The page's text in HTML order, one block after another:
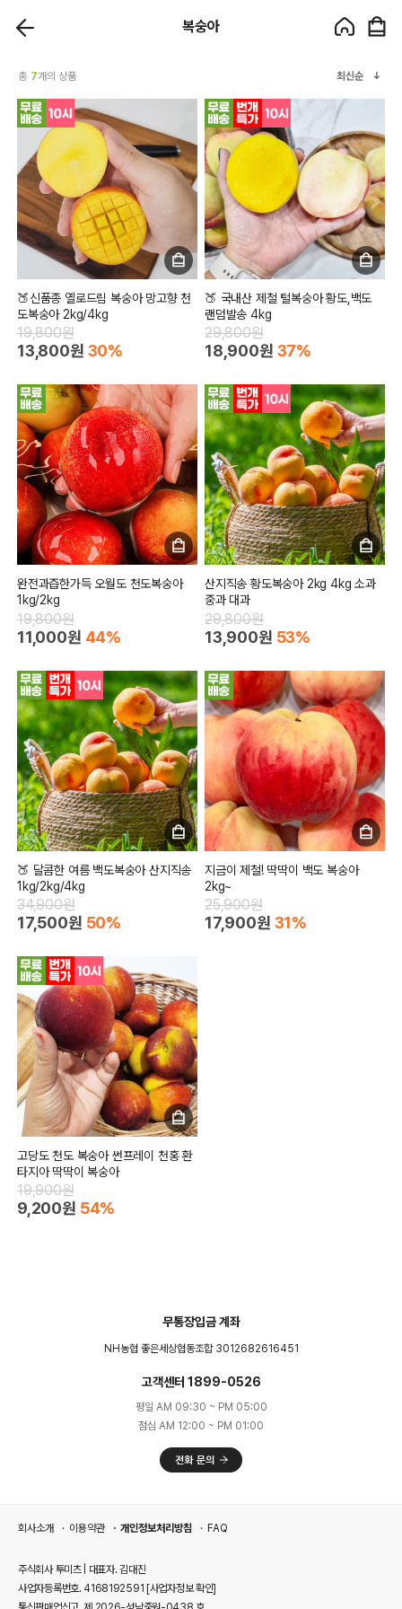
복숭아
총 7개의 상품 최신순
🍑신품종 옐로드림 복숭아 망고향 천
도복숭아 2kg/4kg
19,800원
13,800원 30%
🍑 국내산 제철 털복숭아 황도,백도
랜덤발송 4kg
29,800원
18,900원 37%
완전과즙한가득 오월도 천도복숭아
1kg/2kg
19,800원
11,000원 44%
산지직송 황도복숭아 2kg 4kg 소과
중과 대과
29,800원
13,900원 53%
🍑 달콤한 여름 백도복숭아 산지직송
1kg/2kg/4kg
34,900원
17,500원 50%
지금이 제철! 딱딱이 백도 복숭아
2kg~
25,900원
17,900원 31%
고당도 천도 복숭아 썬프레이 천홍 환
타지아 딱딱이 복숭아
19,900원
9,200원 54%
무통장입금 계좌
NH농협 좋은세상협동조합 3012682616451
고객센터 1899-0526
평일 AM 09:30 ~ PM 05:00
점심 AM 12:00 ~ PM 01:00
회사소개 이용약관 개인정보처리방침 FAQ
주식회사 투미츠 | 대표자. 김대진
사업자등록번호. 4168192591 [사업자정보 확인]